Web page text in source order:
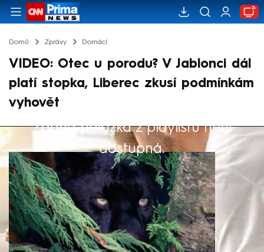
Domů Zprávy Domácí
VIDEO: Otec u porodu? V Jablonci dál
platí stopka, Liberec zkusí podmínkám
vyhovět
Žádná položka z playlistu není
dostupná.
Výběr redakce